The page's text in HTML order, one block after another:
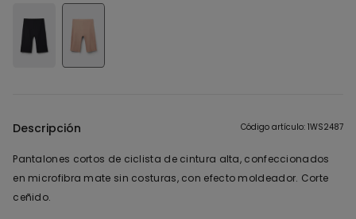
Descripción Código artículo: 1WS2487
Pantalones cortos de ciclista de cintura alta, confeccionados
en microfibra mate sin costuras, con efecto moldeador. Corte
ceñido.